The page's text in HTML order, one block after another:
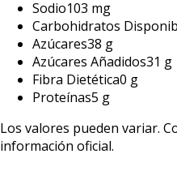
Sodio103 mg
Carbohidratos
Azúcares38 g
Azúcares Añadidos31 g
Fibra Dietética0 g
Proteínas5 g
Los valores pueden variar.
información oficial.